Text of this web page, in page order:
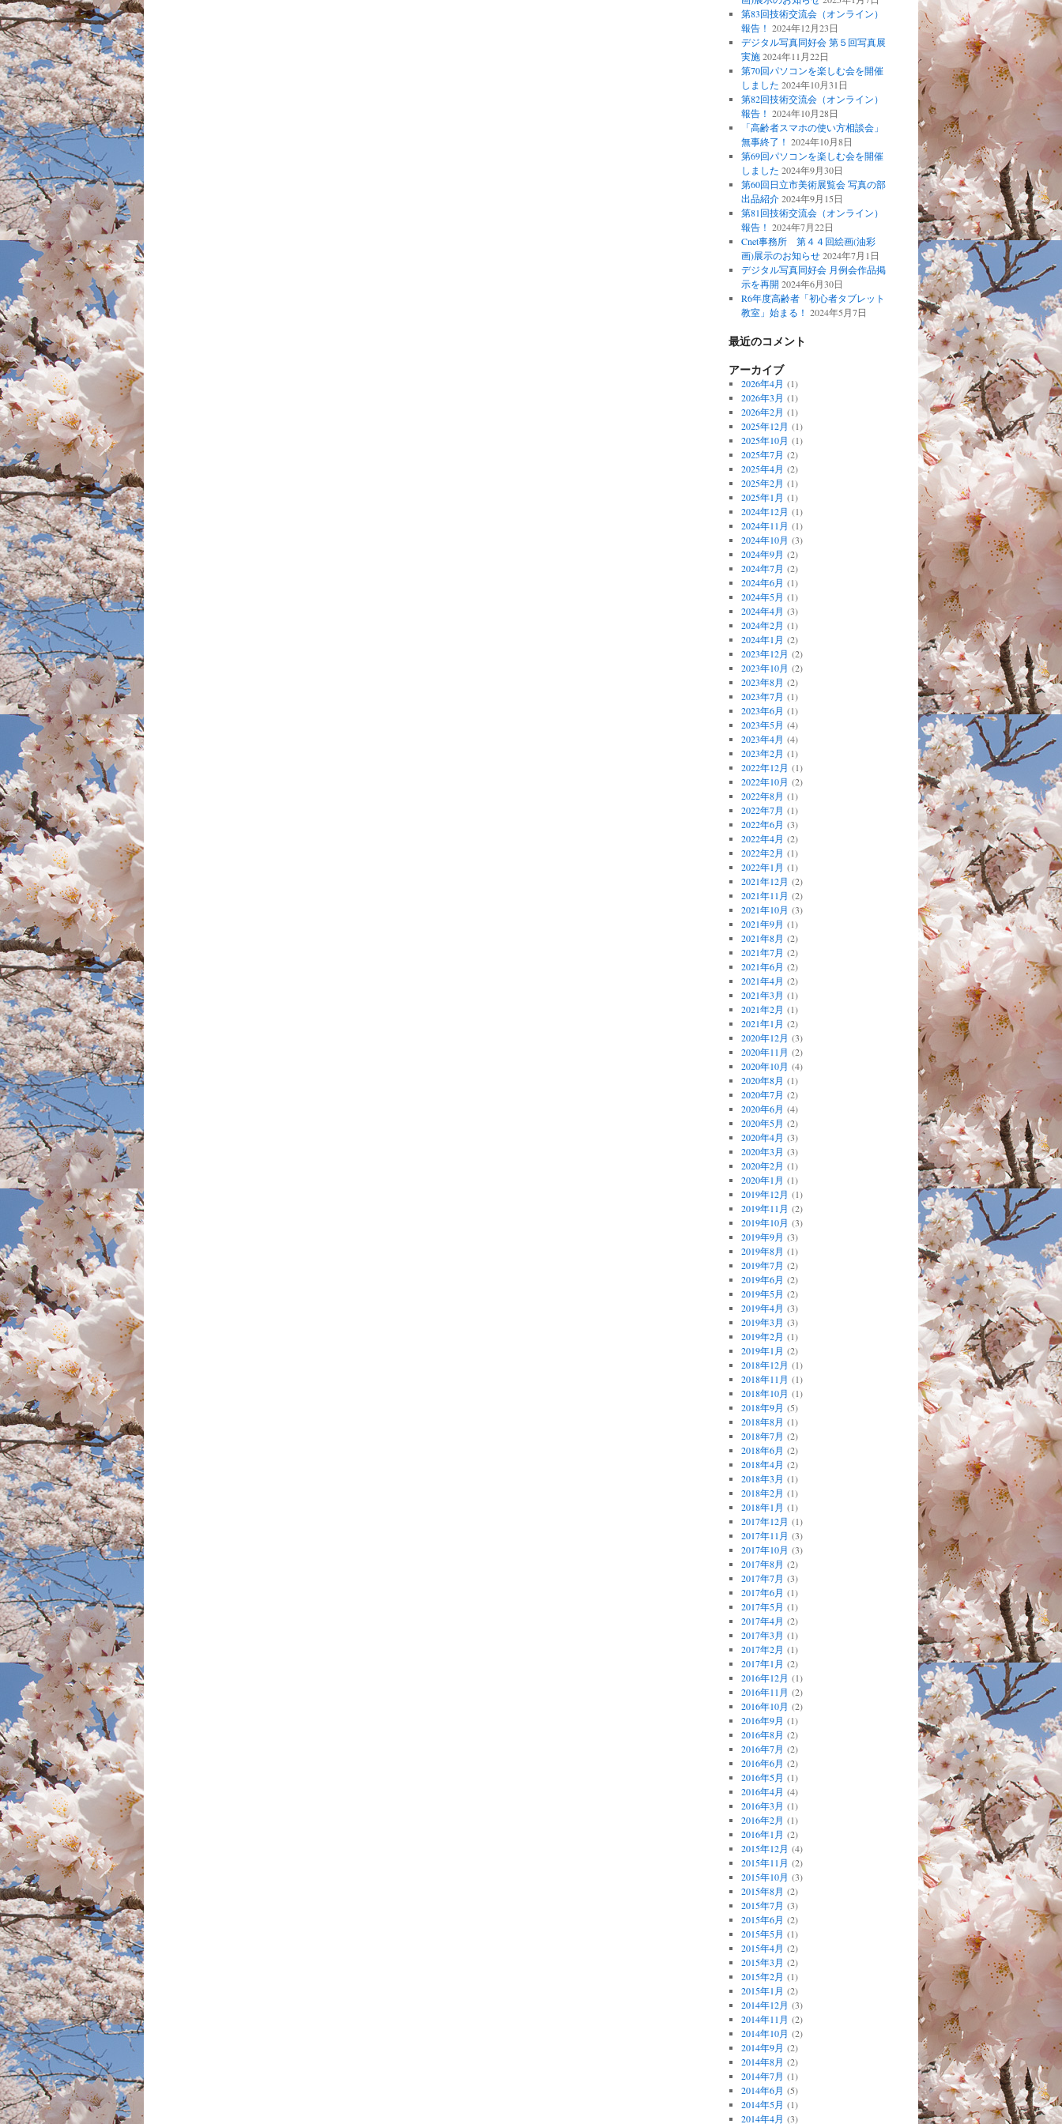
第83回技術交流会（オンライン）
報告！ 2024年12月23日
デジタル写真同好会 第５回写真展
実施 2024年11月22日
第70回パソコンを楽しむ会を開催
しました 2024年10月31日
第82回技術交流会（オンライン）
報告！ 2024年10月28日
「高齢者スマホの使い方相談会」
無事終了！ 2024年10月8日
第69回パソコンを楽しむ会を開催
しました 2024年9月30日
第60回日立市美術展覧会 写真の部
出品紹介 2024年9月15日
第81回技術交流会（オンライン）
報告！ 2024年7月22日
Cnet事務所 第４４回絵画(油彩
画)展示のお知らせ 2024年7月1日
デジタル写真同好会 月例会作品掲
示を再開 2024年6月30日
R6年度高齢者「初心者タブレット
教室」始まる！ 2024年5月7日
最近のコメント
アーカイブ
2026年4月 (1)
2026年3月 (1)
2026年2月 (1)
2025年12月 (1)
2025年10月 (1)
2025年7月 (2)
2025年4月 (2)
2025年2月 (1)
2025年1月 (1)
2024年12月 (1)
2024年11月 (1)
2024年10月 (3)
2024年9月 (2)
2024年7月 (2)
2024年6月 (1)
2024年5月 (1)
2024年4月 (3)
2024年2月 (1)
2024年1月 (2)
2023年12月 (2)
2023年10月 (2)
2023年8月 (2)
2023年7月 (1)
2023年6月 (1)
2023年5月 (4)
2023年4月 (4)
2023年2月 (1)
2022年12月 (1)
2022年10月 (2)
2022年8月 (1)
2022年7月 (1)
2022年6月 (3)
2022年4月 (2)
2022年2月 (1)
2022年1月 (1)
2021年12月 (2)
2021年11月 (2)
2021年10月 (3)
2021年9月 (1)
2021年8月 (2)
2021年7月 (2)
2021年6月 (2)
2021年4月 (2)
2021年3月 (1)
2021年2月 (1)
2021年1月 (2)
2020年12月 (3)
2020年11月 (2)
2020年10月 (4)
2020年8月 (1)
2020年7月 (2)
2020年6月 (4)
2020年5月 (2)
2020年4月 (3)
2020年3月 (3)
2020年2月 (1)
2020年1月 (1)
2019年12月 (1)
2019年11月 (2)
2019年10月 (3)
2019年9月 (3)
2019年8月 (1)
2019年7月 (2)
2019年6月 (2)
2019年5月 (2)
2019年4月 (3)
2019年3月 (3)
2019年2月 (1)
2019年1月 (2)
2018年12月 (1)
2018年11月 (1)
2018年10月 (1)
2018年9月 (5)
2018年8月 (1)
2018年7月 (2)
2018年6月 (2)
2018年4月 (2)
2018年3月 (1)
2018年2月 (1)
2018年1月 (1)
2017年12月 (1)
2017年11月 (3)
2017年10月 (3)
2017年8月 (2)
2017年7月 (3)
2017年6月 (1)
2017年5月 (1)
2017年4月 (2)
2017年3月 (1)
2017年2月 (1)
2017年1月 (2)
2016年12月 (1)
2016年11月 (2)
2016年10月 (2)
2016年9月 (1)
2016年8月 (2)
2016年7月 (2)
2016年6月 (2)
2016年5月 (1)
2016年4月 (4)
2016年3月 (1)
2016年2月 (1)
2016年1月 (2)
2015年12月 (4)
2015年11月 (2)
2015年10月 (3)
2015年8月 (2)
2015年7月 (3)
2015年6月 (2)
2015年5月 (1)
2015年4月 (2)
2015年3月 (2)
2015年2月 (1)
2015年1月 (2)
2014年12月 (3)
2014年11月 (2)
2014年10月 (2)
2014年9月 (2)
2014年8月 (2)
2014年7月 (1)
2014年6月 (5)
2014年5月 (1)
2014年4月 (3)